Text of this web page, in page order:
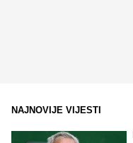
NAJNOVIJE VIJESTI